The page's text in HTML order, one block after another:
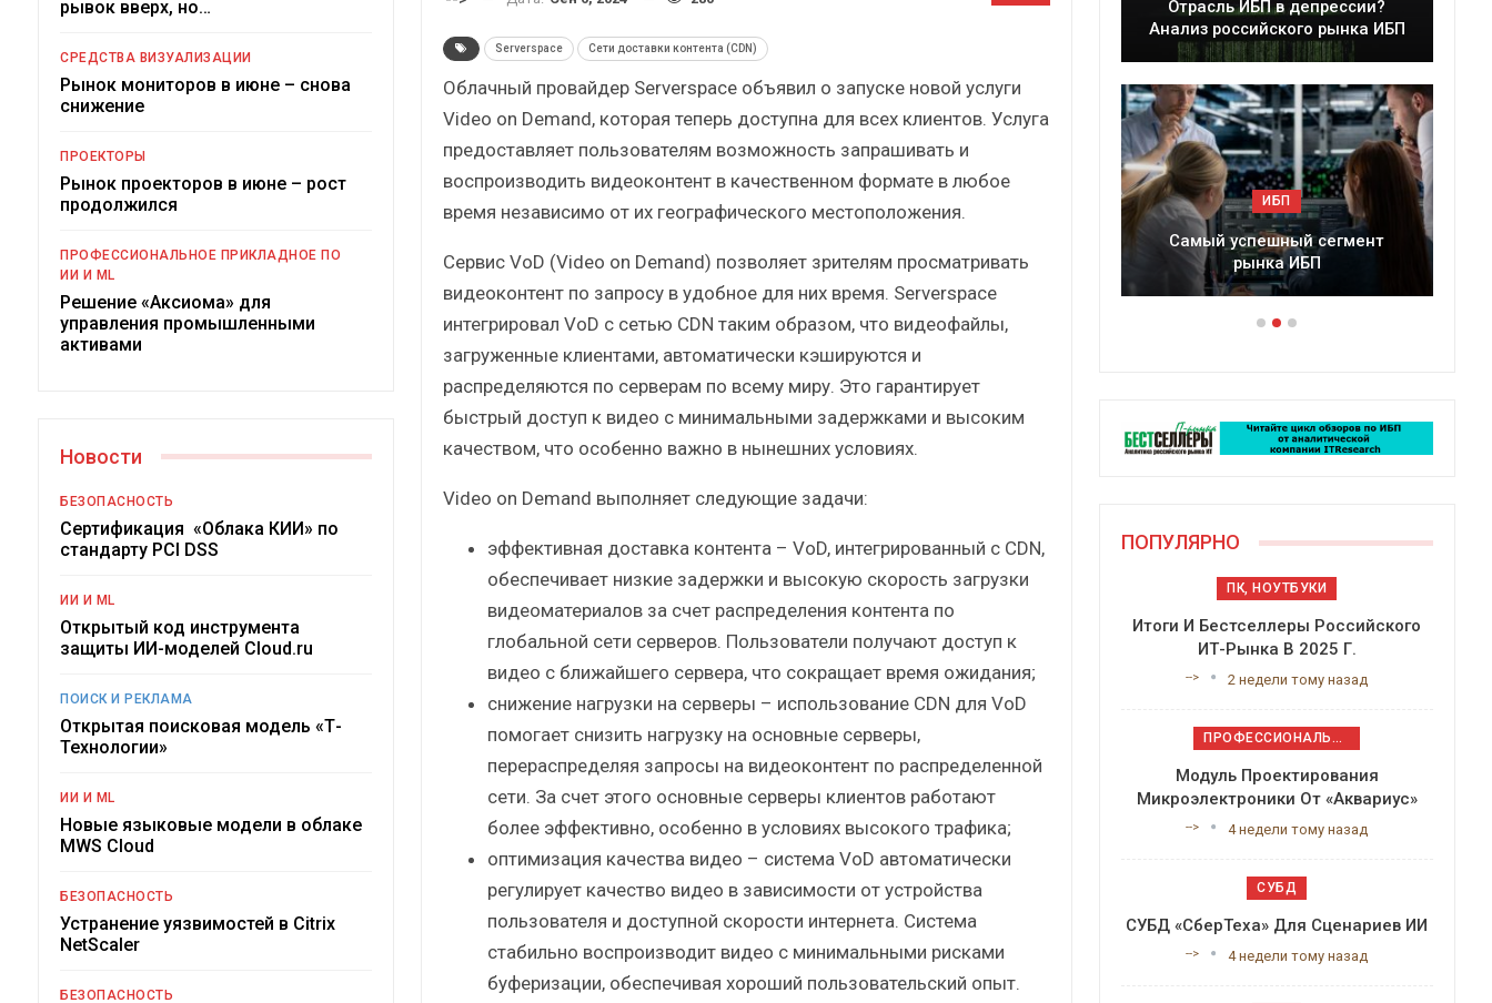
Serverspace Сети доставки контента (CDN)
Облачный провайдер Serverspace объявил о запуске новой услуги
Video on Demand, которая теперь доступна для всех клиентов. Услуга
предоставляет пользователям возможность запрашивать и
воспроизводить видеоконтент в качественном формате в любое
время независимо от их географического местоположения.
Сервис VoD (Video on Demand) позволяет зрителям просматривать
видеоконтент по запросу в удобное для них время. Serverspace
интегрировал VoD с сетью CDN таким образом, что видеофайлы,
загруженные клиентами, автоматически кэшируются и
распределяются по серверам по всему миру. Это гарантирует
быстрый доступ к видео с минимальными задержками и высоким
качеством, что особенно важно в нынешних условиях.
Video on Demand выполняет следующие задачи:
эффективная доставка контента – VoD, интегрированный с CDN,
обеспечивает низкие задержки и высокую скорость загрузки
видеоматериалов за счет распределения контента по
глобальной сети серверов. Пользователи получают доступ к
видео с ближайшего сервера, что сокращает время ожидания;
снижение нагрузки на серверы – использование CDN для VoD
помогает снизить нагрузку на основные серверы,
перераспределяя запросы на видеоконтент по распределенной
сети. За счет этого основные серверы клиентов работают
более эффективно, особенно в условиях высокого трафика;
оптимизация качества видео – система VoD автоматически
регулирует качество видео в зависимости от устройства
пользователя и доступной скорости интернета. Система
стабильно воспроизводит видео с минимальными рисками
буферизации, обеспечивая хороший пользовательский опыт.
рывок вверх, но…
СРЕДСТВА ВИЗУАЛИЗАЦИИ
Рынок мониторов в июне – снова
снижение
ПРОЕКТОРЫ
Рынок проекторов в июне – рост
продолжился
ПРОФЕССИОНАЛЬНОЕ ПРИКЛАДНОЕ ПО
ИИ И ML
Решение «Аксиома» для
управления промышленными
активами
Новости
БЕЗОПАСНОСТЬ
Сертификация «Облака КИИ» по
стандарту PCI DSS
ИИ И ML
Открытый код инструмента
защиты ИИ-моделей Cloud.ru
ПОИСК И РЕКЛАМА
Открытая поисковая модель «Т-
Технологии»
ИИ И ML
Новые языковые модели в облаке
MWS Cloud
БЕЗОПАСНОСТЬ
Устранение уязвимостей в Citrix
NetScaler
БЕЗОПАСНОСТЬ
Краткий статистический
российский рынок ИБП?
Итоги и Бестселлеры
ИБП
Часть II.
Отрасль ИБП в депрессии?
Анализ российского рынка ИБП
рынка ИБП
Краткий
сборник от…
Подкосят ли глобальные
российский рынок
ПОПУЛЯРНО
ПК, НОУТБУКИ
Итоги И Бестселлеры Российского
ИТ-Рынка В 2025 Г.
--> 2 недели тому назад
ПРОФЕССИОНАЛЬНОЕ ПРИКЛАДНОЕ ПО
Модуль Проектирования
Микроэлектроники От «Аквариус»
--> 4 недели тому назад
СУБД
СУБД «СберТеха» Для Сценариев ИИ
--> 4 недели тому назад